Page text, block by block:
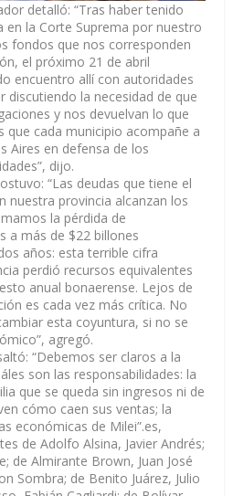
detalló: “Tras haber tenido
en la Corte Suprema por nuestro
fondos que nos corresponden
el próximo 21 de abril
encuentro allí con autoridades
discutiendo la necesidad de que
y nos devuelvan lo que
que cada municipio acompañe a
Aires en defensa de los
dijo.
“Las deudas que tiene el
nuestra provincia alcanzan los
la pérdida de
a más de $22 billones
años: esta terrible cifra
perdió recursos equivalentes
anual bonaerense. Lejos de
es cada vez más crítica. No
esta coyuntura, si no se
agregó.
“Debemos ser claros a la
son las responsabilidades: la
que se queda sin ingresos ni de
cómo caen sus ventas; la
económicas de Milei”.es,
de Adolfo Alsina, Javier Andrés;
de Almirante Brown, Juan José
Sombra; de Benito Juárez, Julio